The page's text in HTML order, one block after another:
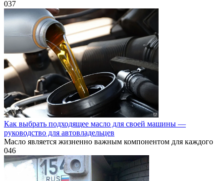
037
Как выбрать подходящее масло для своей машины —
руководство для автовладельцев
Масло является жизненно важным компонентом для каждого
046